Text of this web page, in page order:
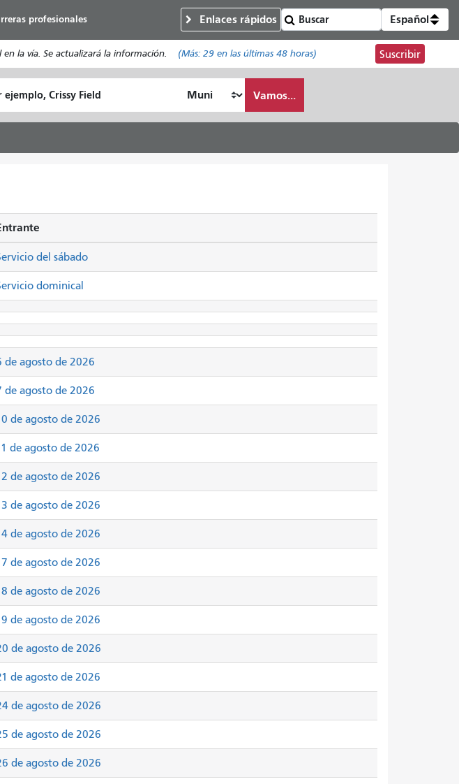
profesionales Enlaces rápidos Español
la vía. Se actualizará la información. (Más: 29en las últimas 48 horas) Suscribir
Cómo
quiero
Vamos...
del sábado
dominical
de agosto de 2026
de agosto de 2026
de agosto de 2026
de agosto de 2026
de agosto de 2026
de agosto de 2026
de agosto de 2026
de agosto de 2026
de agosto de 2026
de agosto de 2026
de agosto de 2026
de agosto de 2026
de agosto de 2026
de agosto de 2026
de agosto de 2026